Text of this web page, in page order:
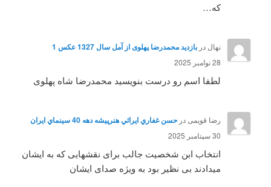
که…
نهال در بازدید محمدرضا پهلوی از آمل سال 1327 عکس 1
28 نوامبر 2025
لطفا اسم رو درست بنویسید محمدرضا شاه پهلوی
رضا قویمی در حسن غفاري ايرائي هنرپيشه دهه 40 سينماي ايران
30 سپتامبر 2025
انتخاب ابن شخصیت جالب برای نقشهایی که به ایشان
میدادند بی نظیر بود به ویژه صدای ایشان